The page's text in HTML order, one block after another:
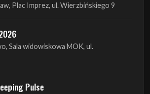
Plac Imprez, ul. Wierzbińskiego 9
Sala widowiskowa MOK, ul.
Pulse